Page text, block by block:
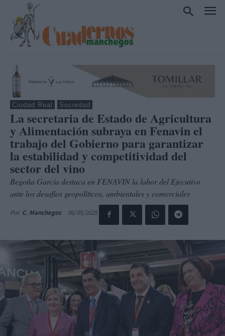
Ciudad Real Sociedad
La secretaria de Estado de Agricultura
y Alimentación subraya en Fenavin el
trabajo del Gobierno para garantizar
la estabilidad y competitividad del
sector del vino
Begoña García destaca en FENAVIN la labor del Ejecutivo
ante los desafíos geopolíticos, ambientales y comerciales
Por C. Manchegos 06/05/2025